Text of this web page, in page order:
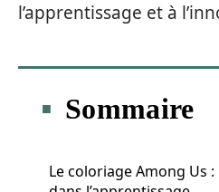
l’apprentissage et à
Sommaire
Le coloriage Among Us